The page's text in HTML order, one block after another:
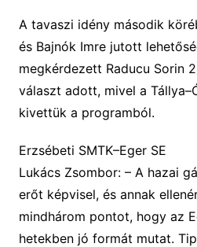
A tavaszi idény második
és Bajnók Imre jutott
megkérdezett Raducu Sorin
választ adott, mivel a Tállya–
kivettük a programból.
Erzsébeti SMTK–Eger SE
Lukács Zsombor: – A hazai
erőt képvisel, és annak
mindhárom pontot, hogy az
hetekben jó formát mutat.